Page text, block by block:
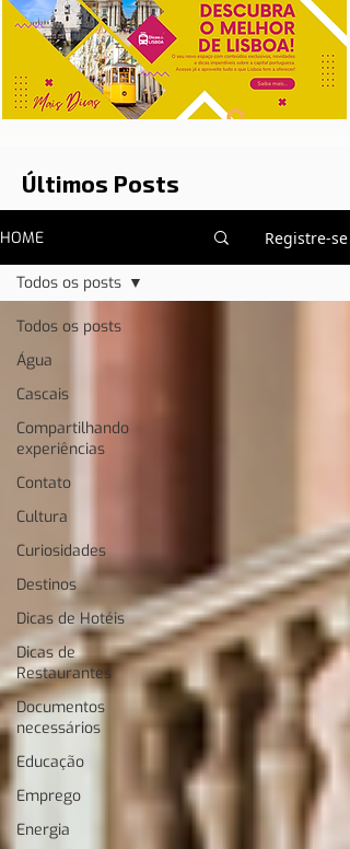
Últimos Posts
HOME Registre-se
Todos os posts
Água
Cascais
Compartilhando
experiências
Contato
Cultura
Curiosidades
Destinos
Dicas de Hotéis
Dicas de
Restaurantes
Documentos
necessários
Educação
Emprego
Energia
Todos os posts